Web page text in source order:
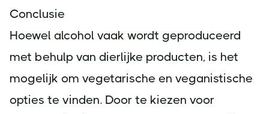
Conclusie
Hoewel alcohol vaak wordt geproduceerd
met behulp van dierlijke producten, is het
mogelijk om vegetarische en veganistische
opties te vinden. Door te kiezen voor